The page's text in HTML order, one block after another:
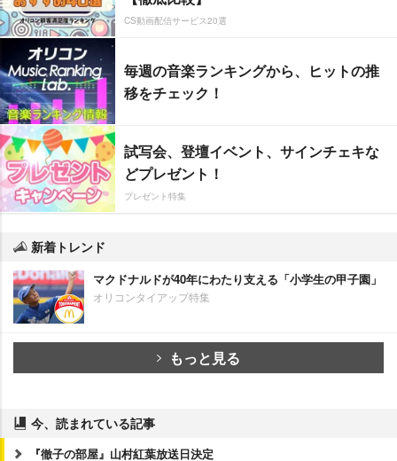
CS動画配信サービス20選
毎週の音楽ランキングから、ヒットの推
移をチェック！
試写会、登壇イベント、サインチェキな
どプレゼント！
プレゼント特集
新着トレンド
マクドナルドが40年にわたり支える「小学生の甲子園」
オリコンタイアップ特集
もっと見る
今、読まれている記事
『徹子の部屋』山村紅葉放送日決定